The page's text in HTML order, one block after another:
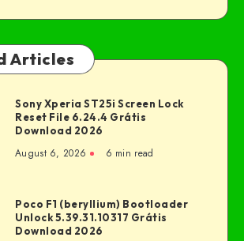
Articles
Sony Xperia ST25i Screen Lock
Reset File 6.24.4 Grátis
Download 2026
August 6, 2026 6 min read
Poco F1 (beryllium) Bootloader
Unlock 5.39.31.10317 Grátis
Download 2026